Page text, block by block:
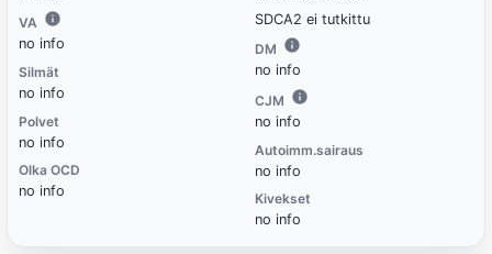
VA
no info
Silmät
no info
Polvet
no info
Olka OCD
no info
SDCA2 ei tutkittu
DM
no info
CJM
no info
Autoimm.sairaus
no info
Kivekset
no info